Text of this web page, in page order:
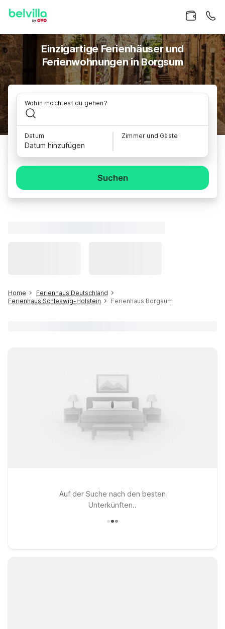
Einzigartige Ferienhäuser und
Ferienwohnungen in Borgsum
Wohin möchtest du gehen?
Datum
Datum hinzufügen
Zimmer und Gäste
Suchen
Home
Ferienhaus Deutschland
Ferienhaus Schleswig-Holstein
Ferienhaus Borgsum
Auf der Suche nach den besten
Unterkünften..